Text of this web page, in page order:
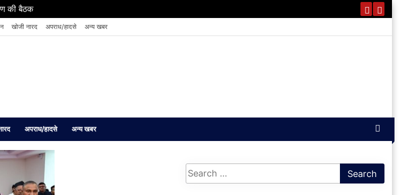
की बैठक
खोजी नारद अपराध/हादसे अन्य खबर
अपराध/हादसे अन्य खबर